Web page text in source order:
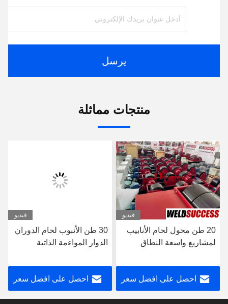
يرسل
منتجات مماثلة
فيديو
20 طن محول لحام الأنابيب
لمشاريع واسعة النطاق
احصل على افضل سعر
فيديو
30 طن الأنبوب لحام الدوران
الدوار المواءمة الذاتية
احصل على افضل سعر